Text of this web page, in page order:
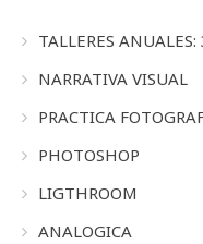
TALLERES ANUALES:
NARRATIVA VISUAL
PRACTICA
PHOTOSHOP
LIGTHROOM
ANALOGICA